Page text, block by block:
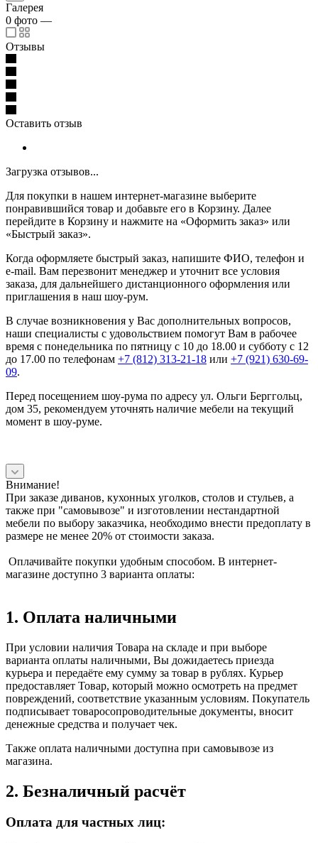
Галерея
0 фото —
Отзывы
Оставить отзыв
Загрузка отзывов...
Для покупки в нашем интернет-магазине выберите
понравившийся товар и добавьте его в Корзину. Далее
перейдите в Корзину и нажмите на «Оформить заказ» или
«Быстрый заказ».
Когда оформляете быстрый заказ, напишите ФИО, телефон и
e-mail. Вам перезвонит менеджер и уточнит все условия
заказа, для дальнейшего дистанционного оформления или
приглашения в наш шоу-рум.
В случае возникновения у Вас дополнительных вопросов,
наши специалисты с удовольствием помогут Вам в рабочее
время с понедельника по пятницу с 10 до 18.00 и субботу с 12
до 17.00 по телефонам +7 (812) 313-21-18 или +7 (921) 630-69-
09.
Перед посещением шоу-рума по адресу ул. Ольги Берггольц,
дом 35, рекомендуем уточнять наличие мебели на текущий
момент в шоу-руме.
Внимание!
При заказе диванов, кухонных уголков, столов и стульев, а
также при "самовывозе" и изготовлении нестандартной
мебели по выбору заказчика, необходимо внести предоплату в
размере не менее 20% от стоимости заказа.
Оплачивайте покупки удобным способом. В интернет-
магазине доступно 3 варианта оплаты:
1. Оплата наличными
При условии наличия Товара на складе и при выборе
варианта оплаты наличными, Вы дожидаетесь приезда
курьера и передаёте ему сумму за товар в рублях. Курьер
предоставляет Товар, который можно осмотреть на предмет
повреждений, соответствие указанным условиям. Покупатель
подписывает товаросопроводительные документы, вносит
денежные средства и получает чек.
Также оплата наличными доступна при самовывозе из
магазина.
2. Безналичный расчёт
Оплата для частных лиц: